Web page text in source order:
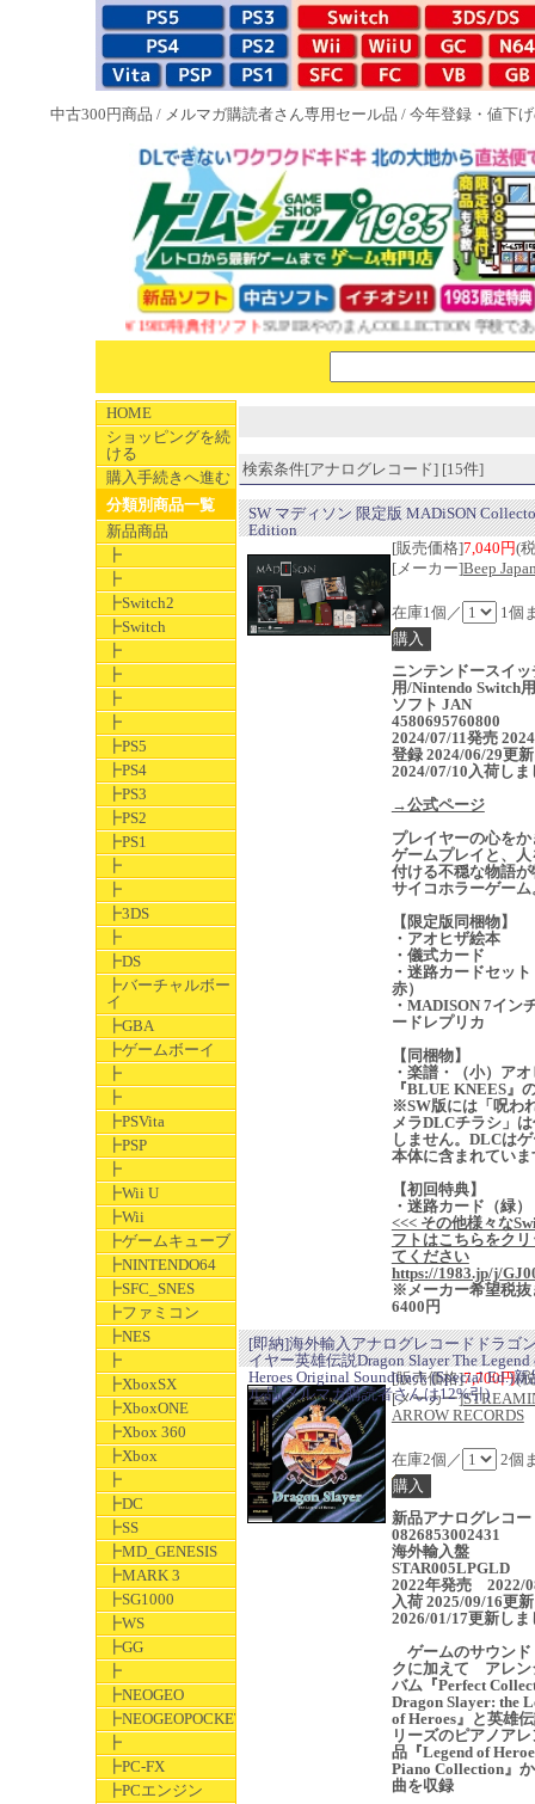
中古300円商品 / メルマガ購読者さん専用セール品 / 今年登録・値下
NEW 1983特典付ソフトSUPERやのまんCOLLECTION 学校であった
HOME
ショッピングを続
ける
購入手続きへ進む
分類別商品一覧
新品商品
┣
┣
┣Switch2
┣Switch
┣
┣
┣
┣
┣PS5
┣PS4
┣PS3
┣PS2
┣PS1
┣
┣
┣3DS
┣
┣DS
┣バーチャルボー
イ
┣GBA
┣ゲームボーイ
┣
┣
┣PSVita
┣PSP
┣
┣Wii U
┣Wii
┣ゲームキューブ
┣NINTENDO64
┣SFC_SNES
┣ファミコン
┣NES
┣
┣XboxSX
┣XboxONE
┣Xbox 360
┣Xbox
┣
┣DC
┣SS
┣MD_GENESIS
┣MARK 3
┣SG1000
┣WS
┣GG
┣
┣NEOGEO
┣NEOGEOPOCKET
┣
┣PC-FX
┣PCエンジン
検索条件[アナログレコード] [15件]
SW マディソン 限定版 MADiSON
Edition
[販売価格]7,040円(
[メーカー]Beep
在庫1個／ 1個
ニンテンドースイッ
用/Nintendo Switch
ソフト JAN
4580695760800
2024/07/11発売
登録 2024/06/29更新
2024/07/10入荷しま
→公式ページ
プレイヤーの心を
ゲームプレイと、人
付ける不穏な物語が
サイコホラーゲーム
【限定版同梱物】
・アオヒザ絵本
・儀式カード
・迷路カードセッ
赤）
・MADISON 7イン
ードレプリカ
【同梱物】
・楽譜・（小）ア
『BLUE KNEES』
※SW版には「呪わ
メラDLCチラシ」
しません。DLCは
本体に含まれていま
【初回特典】
・迷路カード（緑）
<<< その他様々な
フトはこちらをク
てください
https://1983.jp/j/
※メーカー希望税抜
6400円
[即納]海外輸入アナログレコードドラゴ
イヤー英雄伝説Dragon Slayer The Legend
Heroes Original Soundtrack (Special Ed.)
ル品(メルマガ購読者さんは12%引)
[販売価格]7,700円(
[メーカー]
ARROW RECORDS
在庫2個／ 2個
新品アナログレコ
0826853002431
海外輸入盤
STAR005LPGLD
2022年発売 2022/
入荷 2025/09/16
2026/01/17更新しま
ゲームのサウンド
クに加えて アレン
バム『Perfect
Dragon Slayer: the
of Heroes』と英雄
リーズのピアノア
品『Legend of
Piano Collection』
曲を収録